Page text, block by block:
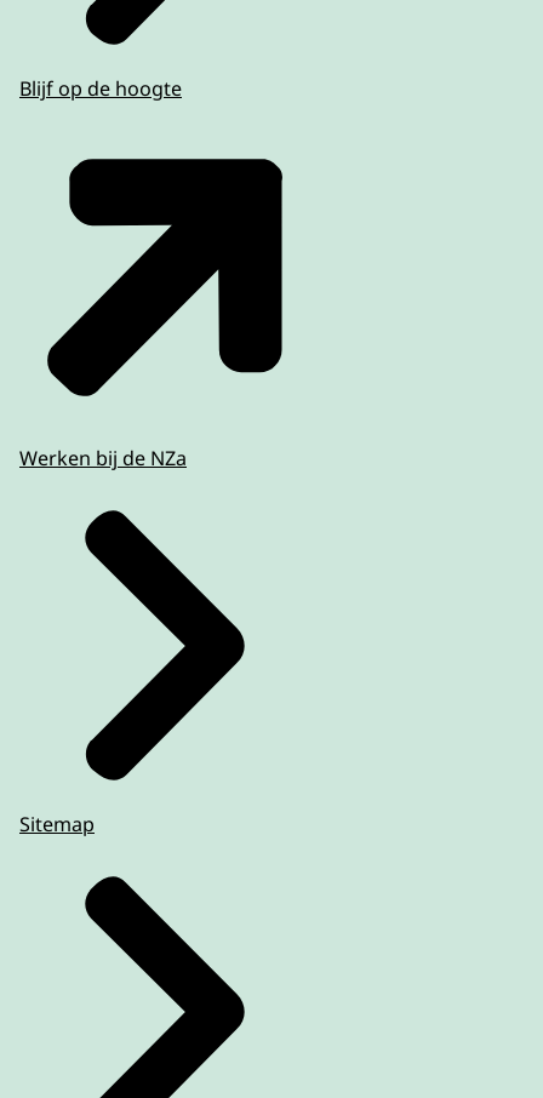
Blijf op de hoogte
Werken bij de NZa
Sitemap